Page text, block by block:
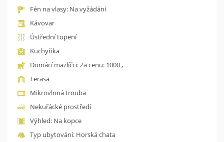
Fén na vlasy: Na vyžádání
Kávovar
Ústřední topení
Kuchyňka
Domácí mazlíčci: Za cenu: 1000 ,
Terasa
Mikrovlnná trouba
Nekuřácké prostředí
Výhled: Na kopce
Typ ubytování: Horská chata